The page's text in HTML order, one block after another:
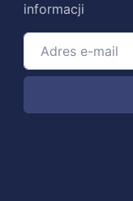
informacji